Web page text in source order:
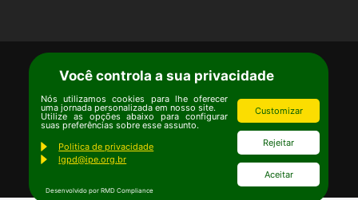
Termos de Uso |Estatuto
Copyright © Ipê – Instituto de Pesquisas
Ecológicas.
Email:
ipe@ipe.org.br
Você controla a sua privacidade
Nós utilizamos cookies para lhe oferecer
uma jornada personalizada em nosso site.
Utilize as opções abaixo para configurar
suas preferências sobre esse assunto.
Politica de privacidade
lgpd@ipe.org.br
Customizar
Rejeitar
Aceitar
Desenvolvido por RMD Compliance